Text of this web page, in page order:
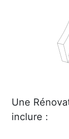
Une
inclure :